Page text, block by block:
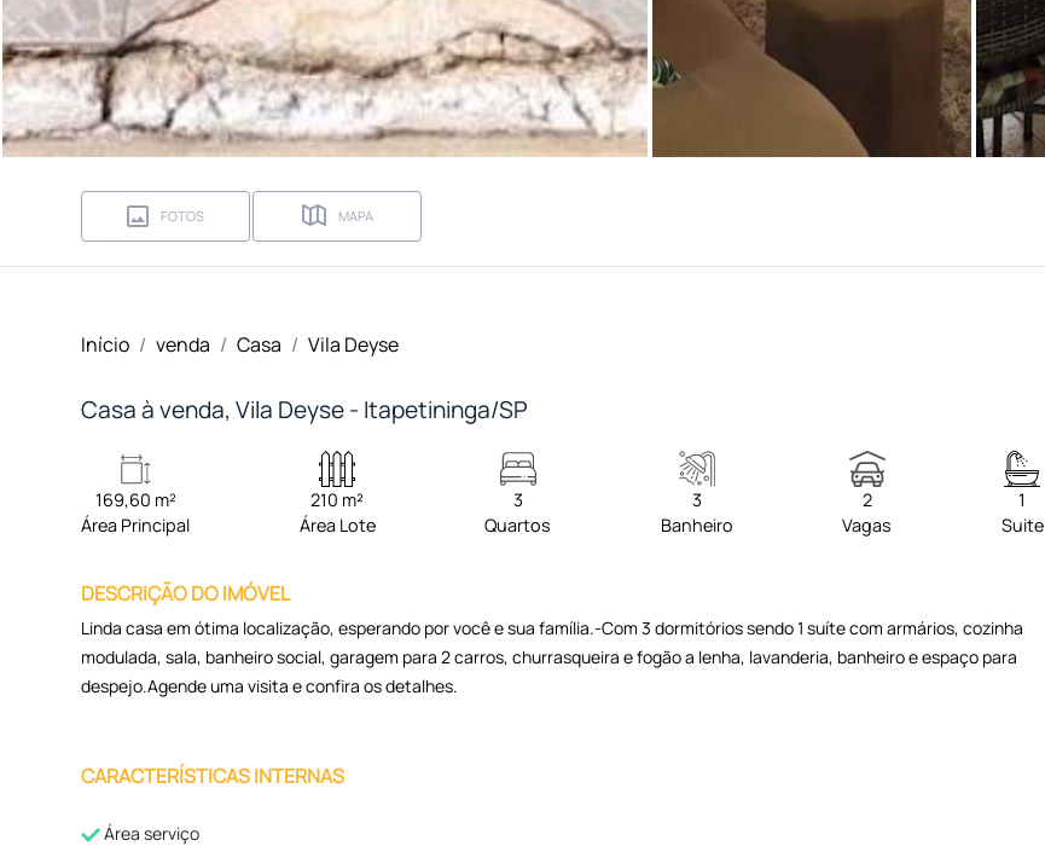
FOTOS MAPA
Início venda Casa Vila Deyse
Casa à venda, Vila Deyse - Itapetininga/SP
169,60 m²
Área Principal
210 m²
Área Lote
3
Quartos
3
Banheiro
2
Vagas
1
Suite
DESCRIÇÃO DO IMÓVEL
Linda casa em ótima localização, esperando por você e sua família.-Com 3 dormitórios sendo 1 suíte com armários, cozinha
modulada, sala, banheiro social, garagem para 2 carros, churrasqueira e fogão a lenha, lavanderia, banheiro e espaço para
despejo.Agende uma visita e confira os detalhes.
CARACTERÍSTICAS INTERNAS
Área serviço